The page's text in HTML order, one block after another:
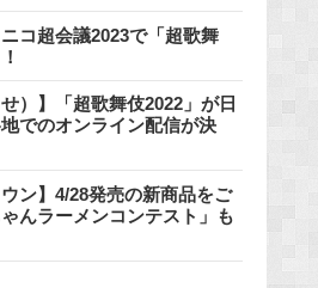
コ超会議2023で「超歌舞
）】「超歌舞伎2022」が日
でのオンライン配信が決
ウン】4/28発売の新商品をご
んラーメンコンテスト」も